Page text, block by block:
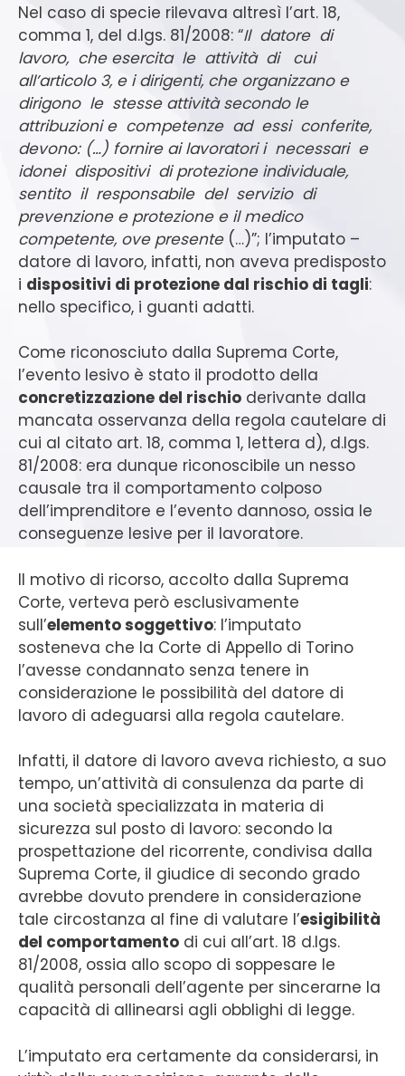
Nel caso di specie rilevava altresì l’art. 18,
comma 1, del d.lgs. 81/2008: “Il datore di
lavoro, che esercita le attività di cui
all’articolo 3, e i dirigenti, che organizzano e
dirigono le stesse attività secondo le
attribuzioni e competenze ad essi conferite,
devono: (…) fornire ai lavoratori i necessari e
idonei dispositivi di protezione individuale,
sentito il responsabile del servizio di
prevenzione e protezione e il medico
competente, ove presente(…)”; l’imputato –
datore di lavoro, infatti, non aveva predisposto
i dispositivi di protezione dal rischio di tagli:
nello specifico, i guanti adatti.
Come riconosciuto dalla Suprema Corte,
l’evento lesivo è stato il prodotto della
concretizzazione del rischio derivante dalla
mancata osservanza della regola cautelare di
cui al citato art. 18, comma 1, lettera d), d.lgs.
81/2008: era dunque riconoscibile un nesso
causale tra il comportamento colposo
dell’imprenditore e l’evento dannoso, ossia le
conseguenze lesive per il lavoratore.
Il motivo di ricorso, accolto dalla Suprema
Corte, verteva però esclusivamente
sull’elemento soggettivo: l’imputato
sosteneva che la Corte di Appello di Torino
l’avesse condannato senza tenere in
considerazione le possibilità del datore di
lavoro di adeguarsi alla regola cautelare.
Infatti, il datore di lavoro aveva richiesto, a suo
tempo, un’attività di consulenza da parte di
una società specializzata in materia di
sicurezza sul posto di lavoro: secondo la
prospettazione del ricorrente, condivisa dalla
Suprema Corte, il giudice di secondo grado
avrebbe dovuto prendere in considerazione
tale circostanza al fine di valutare l’esigibilità
del comportamento di cui all’art. 18 d.lgs.
81/2008, ossia allo scopo di soppesare le
qualità personali dell’agente per sincerarne la
capacità di allinearsi agli obblighi di legge.
L’imputato era certamente da considerarsi, in